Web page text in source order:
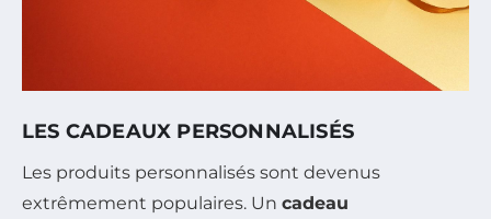
LES CADEAUX PERSONNALISÉS
Les produits personnalisés sont devenus
extrêmement populaires. Un cadeau